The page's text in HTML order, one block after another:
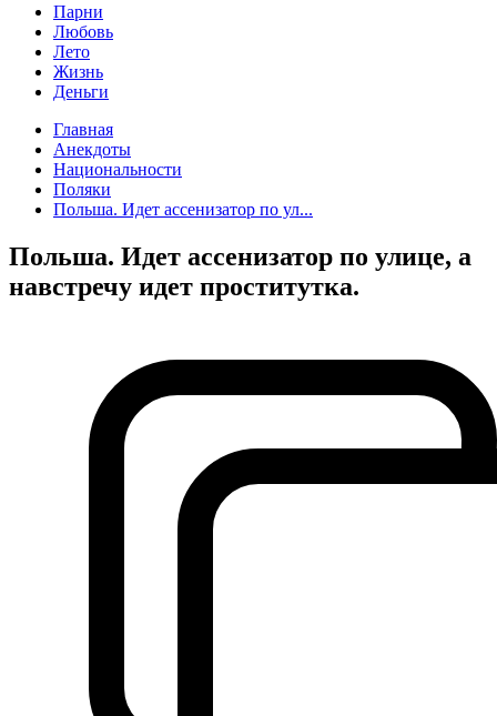
Парни
Любовь
Лето
Жизнь
Деньги
Главная
Анекдоты
Национальности
Поляки
Польша. Идет ассенизатор по ул...
Польша. Идет ассенизатор по улице, а
навстречу идет проститутка.